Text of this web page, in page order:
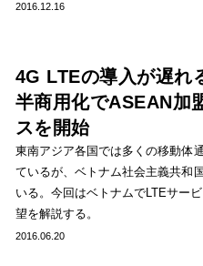
2016.12.16
4G LTEの導入が遅れ
半商用化でASEAN加
スを開始
東南アジア各国では多くの移動体
ているが、ベトナム社会主義共和
いる。今回はベトナムでLTEサー
望を解説する。
2016.06.20